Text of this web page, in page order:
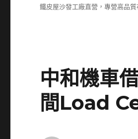
鐵皮屋沙發工廠直營，專營高品
中和機車
間Load